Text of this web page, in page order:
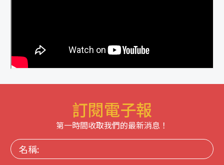
訂閱電子報
第一時間收取我們的最新消息！
名
稱: